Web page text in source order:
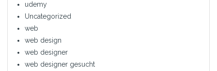
udemy
Uncategorized
web
web design
web designer
web designer gesucht